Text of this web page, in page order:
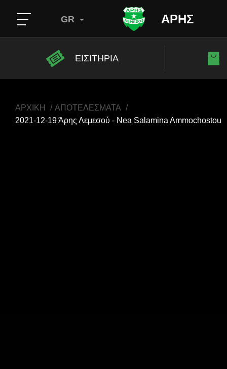
ΑΡΗΣ
GR
ΕΙΣΙΤΗΡΙΑ
ΑΡΧΙΚΗ
ΑΠΟΤΕΛΕΣΜΑΤΑ
2021-12-19 Άρης Λεμεσού - Nea Salamina Ammochostou